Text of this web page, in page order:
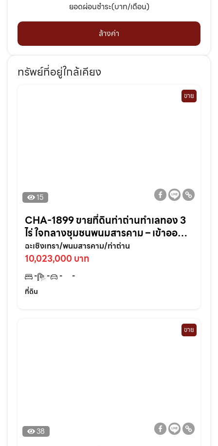
ยอดผ่อนชำระ(บาท/เดือน)
ล้างค่า
ทรัพย์ที่อยู่ใกล้เคียง
ขาย
15
CHA-1899 ขายที่ดินท่าถ่านทำเลทอง 3
ไร่ ใจกลางชุมชนพนมสารคาม – เข้าออก
สะดวก ใกล้ถนนใหญ่3076เพียง 70 เมตร
จ.ฉะเชิงเทรา
ฉะเชิงเทรา/พนมสารคาม/ท่าถ่าน
10,023,000 บาท
- - -
-
ที่ดิน
ขาย
38